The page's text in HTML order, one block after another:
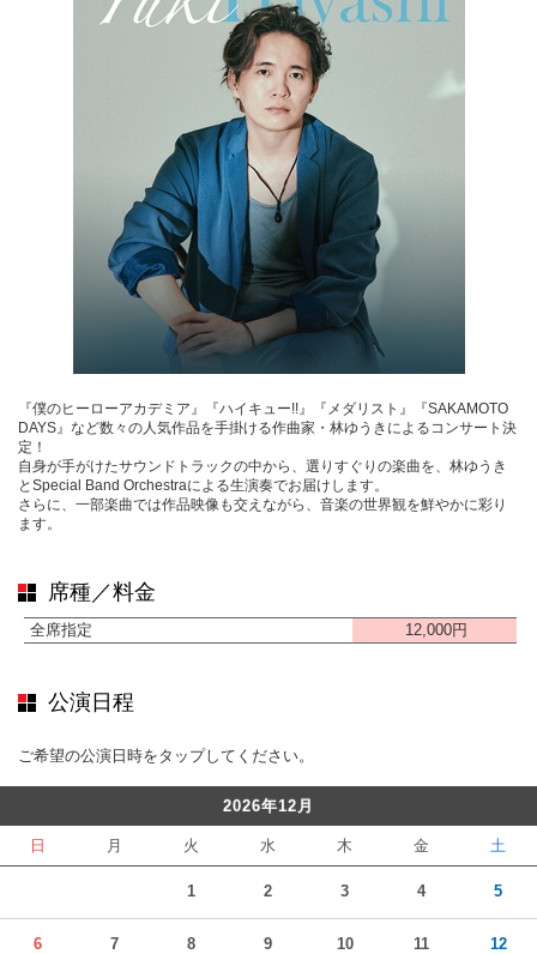
『僕のヒーローアカデミア』『ハイキュー!!』『メダリスト』『SAKAMOTO
DAYS』など数々の人気作品を手掛ける作曲家・林ゆうきによるコンサート決
定！
自身が手がけたサウンドトラックの中から、選りすぐりの楽曲を、林ゆうき
とSpecial Band Orchestraによる生演奏でお届けします。
さらに、一部楽曲では作品映像も交えながら、音楽の世界観を鮮やかに彩り
ます。
席種／料金
全席指定 12,000円
公演日程
ご希望の公演日時をタップしてください。
2026年12月
日 月 火 水 木 金 土
1 2 3 4 5
6 7 8 9 10 11 12